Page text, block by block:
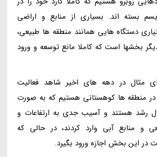
بسته اند. بسیاری از منابع و اراضی
دستگاه هایی همانند منطقه ها طبیعی،
بخشها است که کاملا مانع توسعه و ورود
مثال در دهه های اخیر شاهد فعالیت
در منطقه ها کوهستانی هستیم که به صورت
رشد هستند و آسیب جدی به ارتفاعات و
و منابع آبی وارد کردند، در حالی که
در این بخش اجازه ورود بگیرد.